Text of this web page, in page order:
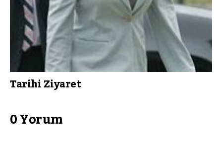
Tarihi Ziyaret
0 Yorum